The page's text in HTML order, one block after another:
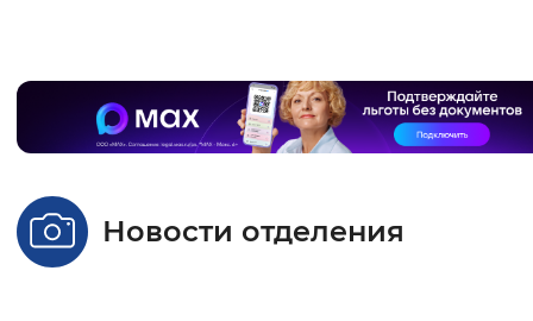
Стандартный Увеличенный
Новости отделения